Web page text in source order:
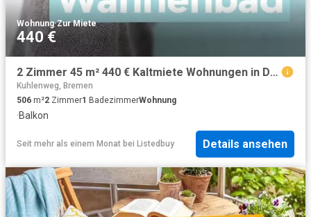
Wohnung·Zur Miete
440 €
2 Zimmer 45 m² 440 € Kaltmiete Wohnungen in Delmenhorst
Kuhlenweg, Bremen
506 m²2 Zimmer1 BadezimmerWohnung
·Balkon
Seit mehr als einem Monat bei Listedbuy Details ansehen